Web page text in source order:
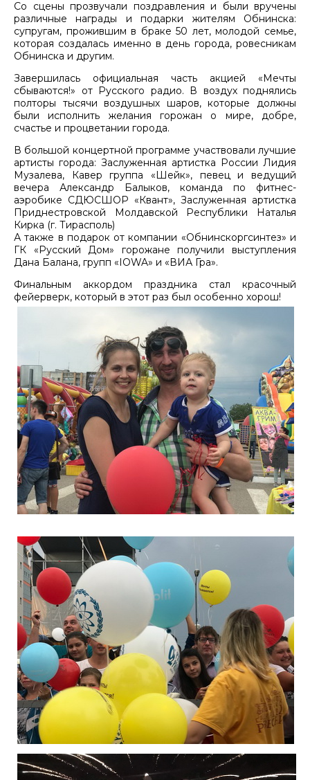
Со сцены прозвучали поздравления и были вручены
различные награды и подарки жителям Обнинска:
супругам, прожившим в браке 50 лет, молодой семье,
которая создалась именно в день города, ровесникам
Обнинска и другим.
Завершилась официальная часть акцией «Мечты
сбываются!» от Русского радио. В воздух поднялись
полторы тысячи воздушных шаров, которые должны
были исполнить желания горожан о мире, добре,
счастье и процветании города.
В большой концертной программе участвовали лучшие
артисты города: Заслуженная артистка России Лидия
Музалева, Кавер группа «Шейк», певец и ведущий
вечера Александр Балыков, команда по фитнес-
аэробике СДЮСШОР «Квант», Заслуженная артистка
Приднестровской Молдавской Республики Наталья
Кирка (г. Тирасполь)
А также в подарок от компании «Обнинскоргсинтез» и
ГК «Русский Дом» горожане получили выступления
Дана Балана, групп «IOWA» и «ВИА Гра».
Финальным аккордом праздника стал красочный
фейерверк, который в этот раз был особенно хорош!